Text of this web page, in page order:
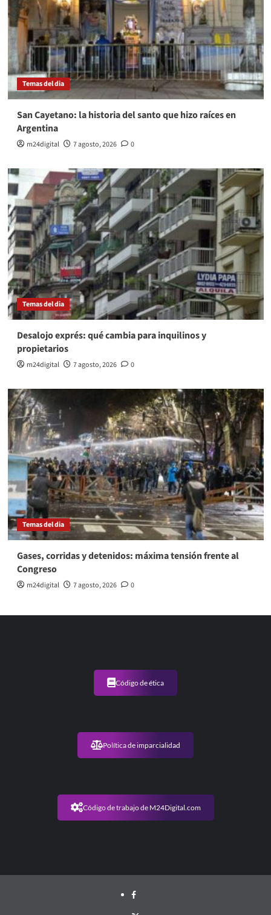
Temas del dia
San Cayetano: la historia del santo que hizo raíces en
Argentina
m24digital 7 agosto, 2026 0
Temas del dia
Desalojo exprés: qué cambia para inquilinos y
propietarios
m24digital 7 agosto, 2026 0
Temas del dia
Gases, corridas y detenidos: máxima tensión frente al
Congreso
m24digital 7 agosto, 2026 0
Código de ética
Política de imparcialidad
Código de trabajo de M24Digital.com